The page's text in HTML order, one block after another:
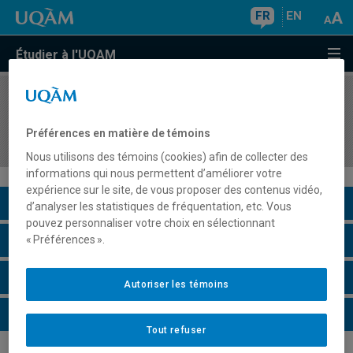
FR EN
Étudier à l'UQAM
COURS//
expériences visuelles
Description du cours
Horaire - Été 2026
Horaire - Automne 2026
Horaire - Hiver 2027
Préférences en matière de témoins
Nous utilisons des témoins (cookies) afin de collecter des
informations qui nous permettent d’améliorer votre
expérience sur le site, de vous proposer des contenus vidéo,
d’analyser les statistiques de fréquentation, etc. Vous
pouvez personnaliser votre choix en sélectionnant
« Préférences ».
Tout refuser
Autoriser les témoins